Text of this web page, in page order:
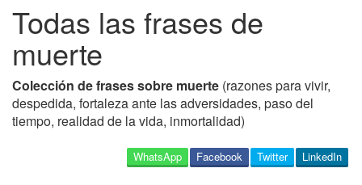
Todas las frases de
muerte
Colección de frases sobre muerte (razones para vivir,
despedida, fortaleza ante las adversidades, paso del
tiempo, realidad de la vida, inmortalidad)
LinkedIn
Twitter
Facebook
WhatsApp